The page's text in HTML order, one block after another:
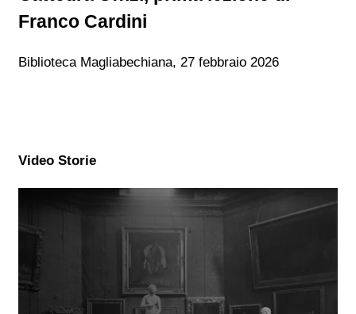
Franco Cardini
Biblioteca Magliabechiana, 27 febbraio 2026
Video Storie